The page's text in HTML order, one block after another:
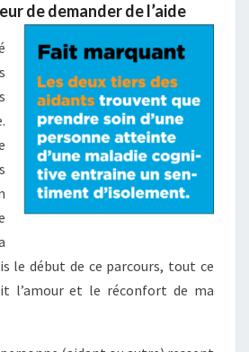
de demander de l’aide
le début de ce parcours, tout ce
l’amour et le réconfort de ma